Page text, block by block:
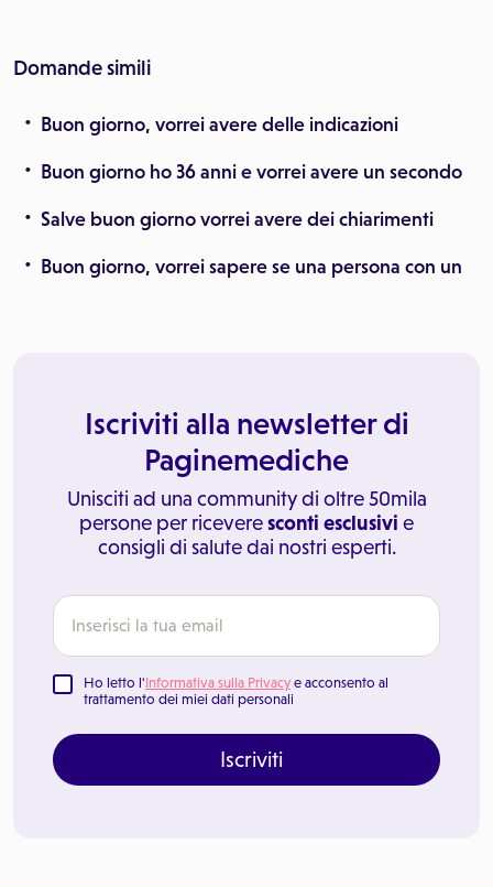
Domande simili
Buon giorno, vorrei avere delle indicazioni
Buon giorno ho 36 anni e vorrei avere un secondo
Salve buon giorno vorrei avere dei chiarimenti
Buon giorno, vorrei sapere se una persona con un
Iscriviti alla newsletter di
Paginemediche
Unisciti ad una community di oltre 50mila
persone per riceveresconti esclusivi e
consigli di salute dai nostri esperti.
Ho letto l'Informativa sulla Privacy e acconsento al
trattamento dei miei dati personali
Iscriviti